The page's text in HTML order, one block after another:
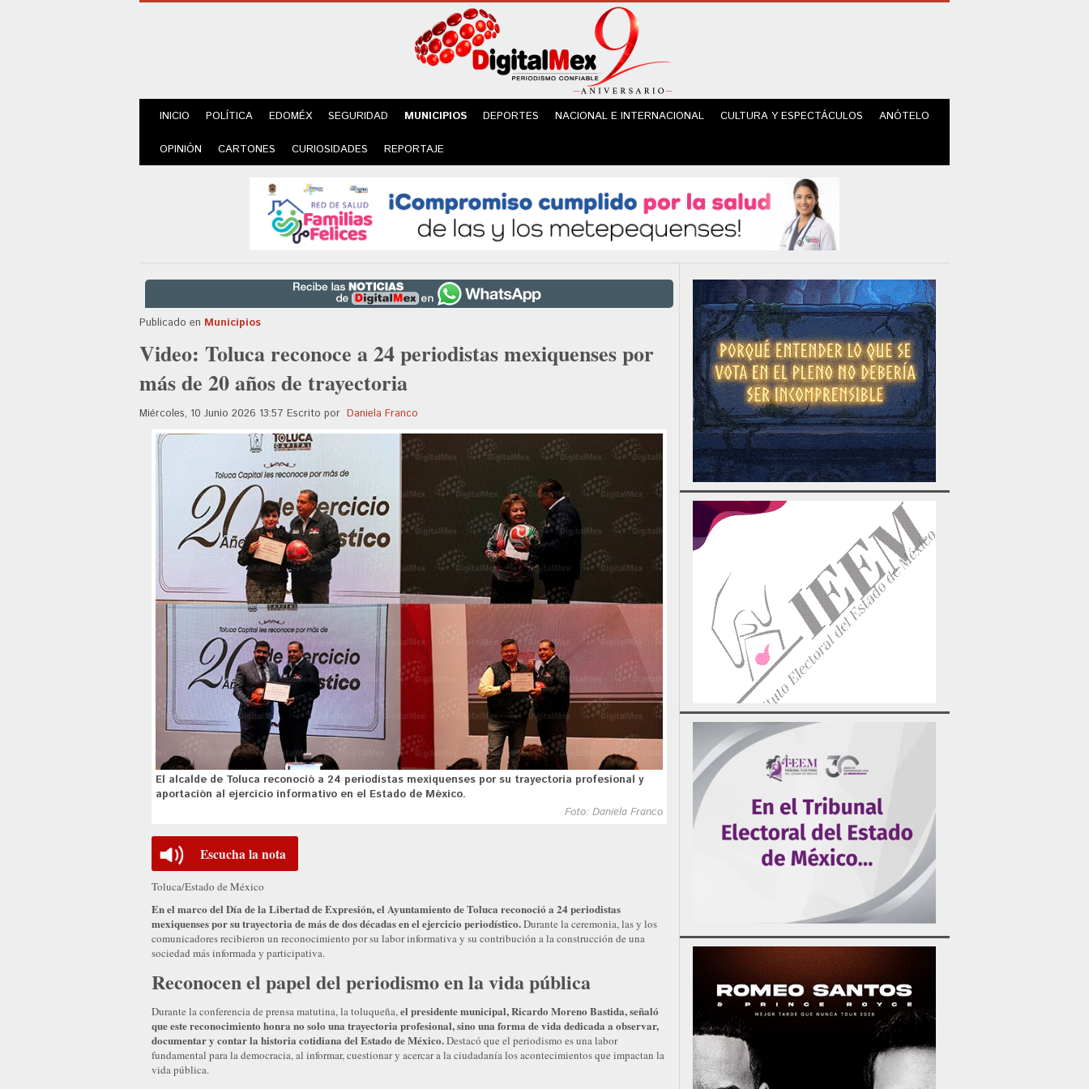
INICIO POLÍTICA EDOMÉX SEGURIDAD MUNICIPIOS DEPORTES NACIONAL E INTERNACIONAL CULTURA Y ESPECTÁCULOS ANÓTELO
OPINIÓN CARTONES CURIOSIDADES REPORTAJE
Publicado en Municipios
Video: Toluca reconoce a 24 periodistas mexiquenses por
más de 20 años de trayectoria
Miércoles, 10 Junio 2026 13:57 Escrito por Daniela Franco
El alcalde de Toluca reconoció a 24 periodistas mexiquenses por su trayectoria profesional y
aportación al ejercicio informativo en el Estado de México.
Foto: Daniela Franco
Escucha la nota
Toluca/Estado de México
En el marco del Día de la Libertad de Expresión, el Ayuntamiento de Toluca reconoció a 24 periodistas
mexiquenses por su trayectoria de más de dos décadas en el ejercicio periodístico.Durante la ceremonia, las y los
comunicadores recibieron un reconocimiento por su labor informativa y su contribución a la construcción de una
sociedad más informada y participativa.
Reconocen el papel del periodismo en la vida pública
Durante la conferencia de prensa matutina, la toluqueña,el presidente municipal, Ricardo Moreno Bastida, señaló
que este reconocimiento honra no solo una trayectoria profesional, sino una forma de vida dedicada a observar,
documentar y contar la historia cotidiana del Estado de México.Destacó que el periodismo es una labor
fundamental para la democracia, al informar, cuestionar y acercar a la ciudadanía los acontecimientos que impactan la
vida pública.